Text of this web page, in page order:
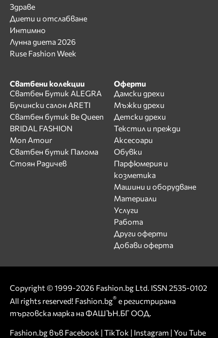
Здраве
Диети и отслабване
Интимно
Лунна диета 2026
Ruse Fashion Week
Сватбени колекции
Сватбен Бутик ALEGRA
Бучински салон ARETI
Сватбен бутик Be Queen
BRIDAL FASHION
Mon Amour
Сватбен бутик Палома
Стоян Радичев
Оферти
Дамски дрехи
Мъжки дрехи
Детски дрехи
Текстил и прежди
Аксесоари
Обувки
Парфюмерия и
козметика
Машини и оборудване
Материали
Услуги
Работа
Други оферти
Добави оферта
Copyright © 1999-2026 Fashion.bg Ltd. ISSN 2535-0102
All rights reserved! Fashion.bg® е регистрирана
търговска марка на ФАШЪН.БГ ООД.
Fashion.bg във Facebook | TikTok | Instagram | You Tube